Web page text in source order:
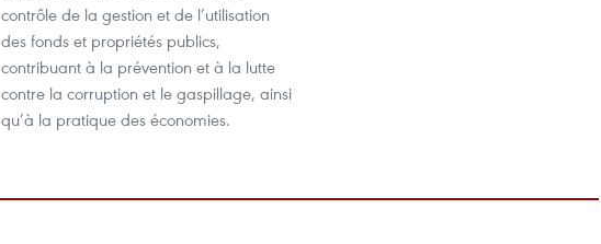
contrôle de la gestion et de l’utilisation
des fonds et propriétés publics,
contribuant à la prévention et à la lutte
contre la corruption et le gaspillage, ainsi
qu’à la pratique des économies.